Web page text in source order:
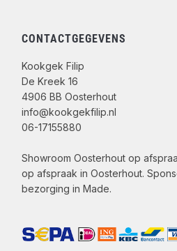
CONTACTGEGEVENS
Kookgek Filip
De Kreek 16
4906 BB Oosterhout
info@kookgekfilip.nl
06-17155880
Showroom Oosterhout op
op afspraak in Oosterhout.
bezorging in Made.